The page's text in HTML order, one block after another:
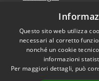
Dichiarazione di
Accessibilità
Questo sito web utilizza
necessari al corretto
nonché un cookie
informazioni
Per maggiori dettagli, può